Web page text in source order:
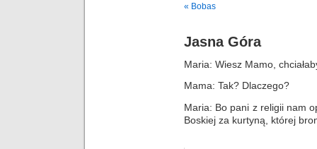
« Bobas
Jasna Góra
Maria: Wiesz Mamo,
Mama: Tak? Dlaczego?
Maria: Bo pani z religii nam
Boskiej za kurtyną, której